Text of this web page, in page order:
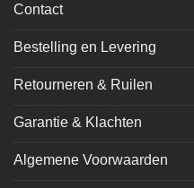
Contact
Bestelling en Levering
Retourneren & Ruilen
Garantie & Klachten
Algemene Voorwaarden